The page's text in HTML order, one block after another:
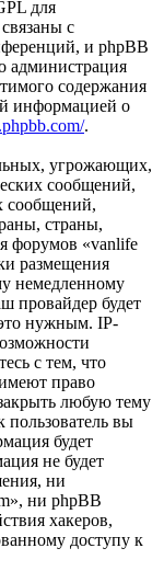
для
с
и phpBB
администрация
содержания
информацией о
.
угрожающих,
сообщений,
сообщений,
страны,
форумов «vanlife
размещения
немедленному
провайдер будет
нужным. IP-
с тем, что
право
любую тему
вы
будет
не будет
ни
ни phpBB
хакеров,
доступу к